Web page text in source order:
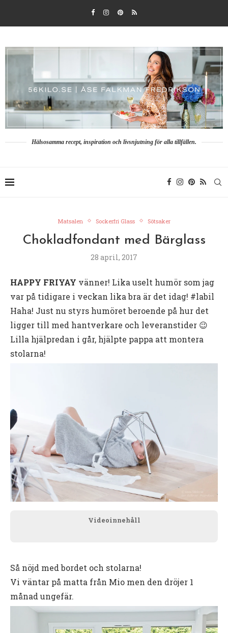
Hälsosamma recept, inspiration och livsnjutning för alla tillfällen.
Matsalen Sockerfri Glass Sötsaker
Chokladfondant med Bärglass
28 april, 2017
HAPPY FRIYAY vänner! Lika uselt humör som jag
var på tidigare i veckan lika bra är det idag! #labil
Haha! Just nu styrs humöret beroende på hur det
ligger till med hantverkare och leveranstider 😉
Lilla hjälpredan i går, hjälpte pappa att montera
stolarna!
Videoinnehåll
Så nöjd med bordet och stolarna!
Vi väntar på matta från Mio men den dröjer 1
månad ungefär.